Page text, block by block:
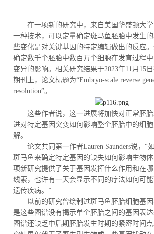
在一项新的研究中，来自美国华盛顿大
一种技术，可以定量确定斑马鱼胚胎中发生
些变化是对关键基因的特定编辑做出的反应
确定数千个胚胎中数百万个细胞在发育过程
变异的影响。相关研究结果于2023年11月15
期刊上，论文标题为“Embryo-scale reverse
resolution”。
这些作者说，这一进展将加快对正常胚
进对特定基因突变如何影响整个胚胎中的细
解。
论文共同第一作者Lauren Saunders说，“
斑马鱼来确定特定基因的缺失如何影响生物
项新研究提供了关于基因发挥什么作用和在
线索，也许有一天会显示不同的疗法如何可
遗传疾病。”
以前的研究曾绘制过斑马鱼胚胎细胞基
是这些图谱没有揭示单个胚胎之间的基因表
图谱还缺乏中后期胚胎发生时期的紧密时间